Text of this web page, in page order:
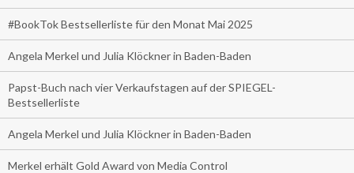
#BookTok Bestsellerliste für den Monat Mai 2025
Angela Merkel und Julia Klöckner in Baden-Baden
Papst-Buch nach vier Verkaufstagen auf der SPIEGEL-
Bestsellerliste
Angela Merkel und Julia Klöckner in Baden-Baden
Merkel erhält Gold Award von Media Control